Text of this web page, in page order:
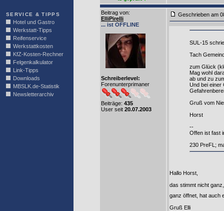
SERVICE & TIPPS
Hotel und Gastro
Werkstatt-Tipps
Reifenservice
Werkstattkosten
KfZ-Kosten-Rechner
Felgenkalkulator
Link-Tipps
Downloads
MBSLK.de-Statistik
Newsletterarchiv
Beitrag von:
ElliPirelli
... ist OFFLINE
Schreiberlevel:
Forenunterprimaner
Beiträge: 435
User seit 20.07.2003
Geschrieben am
SUL-15
Tach
zum Glück
Mag wohl
ab und zu
Und bei einer
Gruß vom
Horst
--
Offen ist fast
230 PreFL;
Hallo Horst,
das stimmt nicht
ganz öffnet, hat auch
Gruß Elli